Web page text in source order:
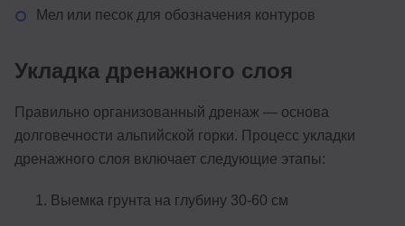
Мел или песок для обозначения контуров
Укладка дренажного слоя
Правильно организованный дренаж — основа
долговечности альпийской горки. Процесс укладки
дренажного слоя включает следующие этапы:
Выемка грунта на глубину 30-60 см